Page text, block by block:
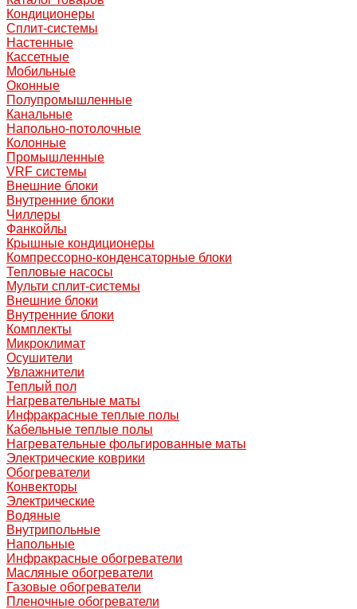
Кондиционеры
Сплит-системы
Настенные
Кассетные
Мобильные
Оконные
Полупромышленные
Канальные
Напольно-потолочные
Колонные
Промышленные
VRF системы
Внешние блоки
Внутренние блоки
Чиллеры
Фанкойлы
Крышные кондиционеры
Компрессорно-конденсаторные блоки
Тепловые насосы
Мульти сплит-системы
Внешние блоки
Внутренние блоки
Комплекты
Микроклимат
Осушители
Увлажнители
Теплый пол
Нагревательные маты
Инфракрасные теплые полы
Кабельные теплые полы
Нагревательные фольгированные маты
Электрические коврики
Обогреватели
Конвекторы
Электрические
Водяные
Внутрипольные
Напольные
Инфракрасные обогреватели
Масляные обогреватели
Газовые обогреватели
Пленочные обогреватели